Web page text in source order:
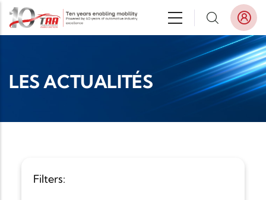
Aller au contenu principal
LES ACTUALITÉS
Filters: